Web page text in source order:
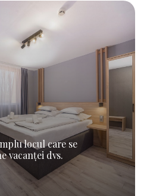
locul care se
vacanței dvs.